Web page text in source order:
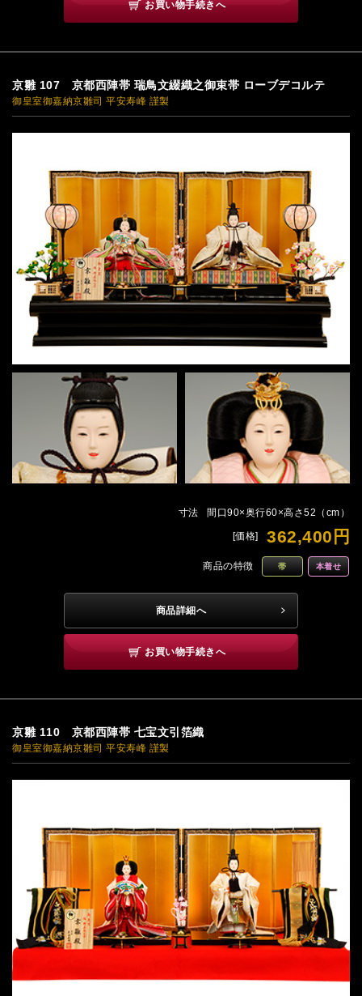
お買い物手続きへ
京雛 107 京都西陣帯 瑞鳥文綴織之御束帯 ローブデコルテ
御皇室御嘉納京雛司 平安寿峰 謹製
寸法 間口90×奥行60×高さ52（cm）
[価格] 362,400円
商品の特徴 帯 本着せ
商品詳細へ
お買い物手続きへ
京雛 110 京都西陣帯 七宝文引箔織
御皇室御嘉納京雛司 平安寿峰 謹製